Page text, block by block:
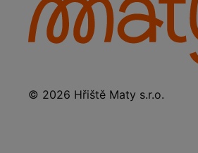
© 2026 Hřiště Maty s.r.o.